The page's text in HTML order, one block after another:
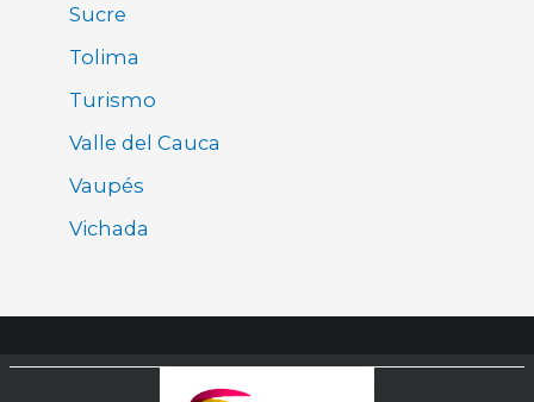
Sucre
Tolima
Turismo
Valle del Cauca
Vaupés
Vichada